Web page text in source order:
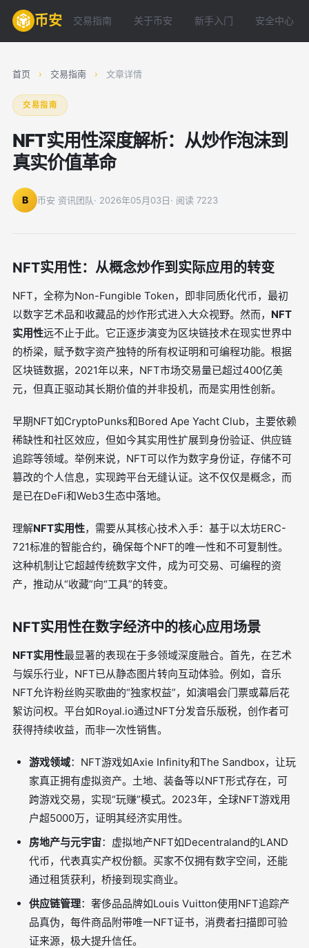
币安 交易指南 关于币安 新手入门 安全中心
首页 › 交易指南 › 文章详情
交易指南
NFT实用性深度解析：从炒作泡沫到
真实价值革命
B 币安 资讯团队· 2026年05月03日· 阅读 7223
NFT实用性：从概念炒作到实际应用的转变
NFT，全称为Non-Fungible Token，即非同质化代币，最初
以数字艺术品和收藏品的炒作形式进入大众视野。然而， NFT
实用性远不止于此。它正逐步演变为区块链技术在现实世界中
的桥梁，赋予数字资产独特的所有权证明和可编程功能。根据
区块链数据，2021年以来，NFT市场交易量已超过400亿美
元，但真正驱动其长期价值的并非投机，而是实用性创新。
早期NFT如CryptoPunks和Bored Ape Yacht Club，主要依赖
稀缺性和社区效应，但如今其实用性扩展到身份验证、供应链
追踪等领域。举例来说，NFT可以作为数字身份证，存储不可
篡改的个人信息，实现跨平台无缝认证。这不仅仅是概念，而
是已在DeFi和Web3生态中落地。
理解NFT实用性，需要从其核心技术入手：基于以太坊ERC-
721标准的智能合约，确保每个NFT的唯一性和不可复制性。
这种机制让它超越传统数字文件，成为可交易、可编程的资
产，推动从“收藏”向“工具”的转变。
NFT实用性在数字经济中的核心应用场景
NFT实用性最显著的表现在于多领域深度融合。首先，在艺术
与娱乐行业，NFT已从静态图片转向互动体验。例如，音乐
NFT允许粉丝购买歌曲的“独家权益”，如演唱会门票或幕后花
絮访问权。平台如Royal.io通过NFT分发音乐版税，创作者可
获得持续收益，而非一次性销售。
游戏领域：NFT游戏如Axie Infinity和The Sandbox，让玩
家真正拥有虚拟资产。土地、装备等以NFT形式存在，可
跨游戏交易，实现“玩赚”模式。2023年，全球NFT游戏用
户超5000万，证明其经济实用性。
房地产与元宇宙：虚拟地产NFT如Decentraland的LAND
代币，代表真实产权份额。买家不仅拥有数字空间，还能
通过租赁获利，桥接到现实商业。
供应链管理：奢侈品品牌如Louis Vuitton使用NFT追踪产
品真伪，每件商品附带唯一NFT证书，消费者扫描即可验
证来源，极大提升信任。